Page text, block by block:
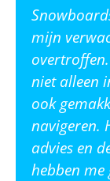
mijn
niet alleen
ook
navigeren.
advies en
hebben